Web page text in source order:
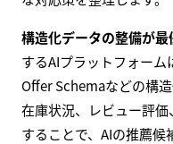
構造化データの整備が最
するAIプラットフォー
Offer Schemaなどの構
在庫状況、レビュー評
することで、AIの推薦